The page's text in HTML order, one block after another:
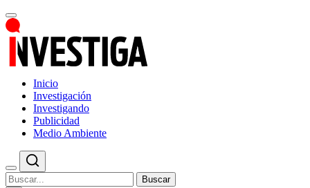
Inicio
Investigación
Investigando
Publicidad
Medio Ambiente
Buscar